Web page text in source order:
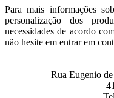
Para mais informações
personalização dos
necessidades de acordo
não hesite em entrar em
Rua Eugenio